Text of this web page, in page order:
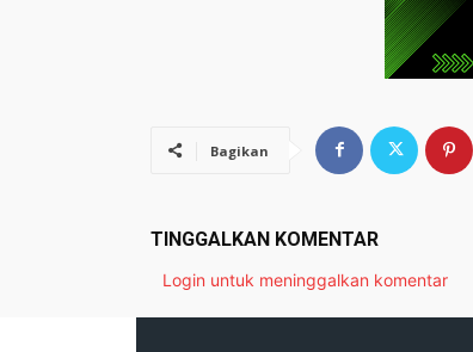
Bagikan
TINGGALKAN KOMENTAR
Login untuk meninggalkan komentar